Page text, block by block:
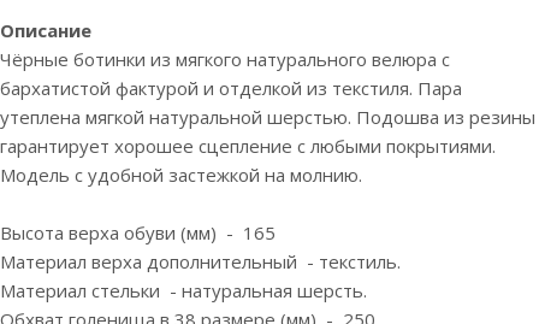
Описание
Чёрные ботинки из мягкого натурального велюра с
бархатистой фактурой и отделкой из текстиля. Пара
утеплена мягкой натуральной шерстью. Подошва из резины
гарантирует хорошее сцепление с любыми покрытиями.
Модель с удобной застежкой на молнию.
Высота верха обуви (мм) - 165
Материал верха дополнительный - текстиль.
Материал стельки - натуральная шерсть.
Обхват голенища в 38 размере (мм) - 250